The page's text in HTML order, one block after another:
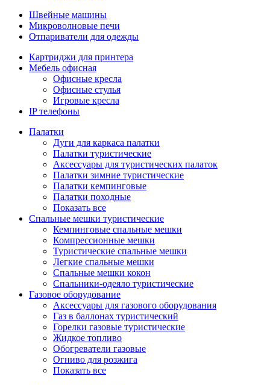
Швейные машины
Микроволновые печи
Отпариватели для одежды
Картриджи для принтера
Мебель офисная
Офисные кресла
Офисные стулья
Игровые кресла
IP телефоны
Палатки
Дуги для каркаса палатки
Палатки туристические
Аксессуары для туристических палаток
Палатки зимние туристические
Палатки кемпинговые
Палатки походные
Показать все
Спальные мешки туристические
Кемпинговые спальные мешки
Компрессионные мешки
Туристические спальные мешки
Легкие спальные мешки
Спальные мешки кокон
Спальники-одеяло туристические
Газовое оборудование
Аксессуары для газового оборудования
Газ в баллонах туристический
Горелки газовые туристические
Жидкое топливо
Обогреватели газовые
Огниво для розжига
Показать все